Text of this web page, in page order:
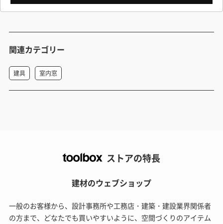
関連カテゴリー
建具 室内窓
ストアの特長
建材のウェブショップ
一般のお客様から、設計事務所や工務店・建築・建設業界関係者
の方まで、どなたでも買いやすいように、空間づくりのアイテム